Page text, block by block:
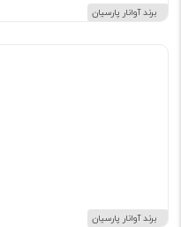
برند آوانار پارسیان
برند آوانار پارسیان